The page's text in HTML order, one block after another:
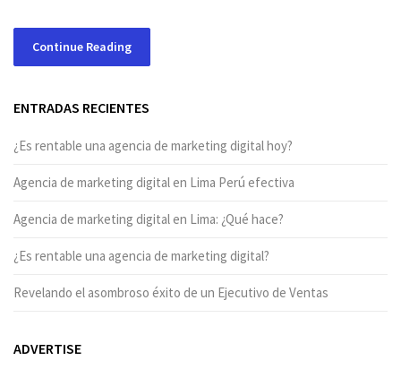
Continue Reading
ENTRADAS RECIENTES
¿Es rentable una agencia de marketing digital hoy?
Agencia de marketing digital en Lima Perú efectiva
Agencia de marketing digital en Lima: ¿Qué hace?
¿Es rentable una agencia de marketing digital?
Revelando el asombroso éxito de un Ejecutivo de Ventas
ADVERTISE